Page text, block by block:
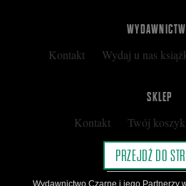
Kontakt Wydaj u nas
SKLEP
Kontakt Twój koszyk
Kup kartę podarunkową
Regulamin
Polityka
PRZEJDŹ DO
Wydawnictwo Czarne i jego Partnerzy